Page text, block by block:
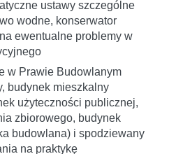
ustawy szczególne
wodne, konserwator
ewentualne problemy w
w Prawie Budowlanym
budynek mieszkalny
użyteczności publicznej,
zbiorowego, budynek
budowlana) i spodziewany
na praktykę